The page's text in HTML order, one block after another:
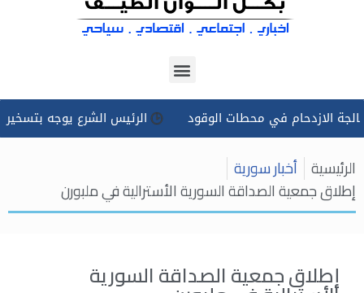
محطات الوقود الرئيس الشرع يوجه بتسخير كل الإمكانات
الرئيسية أخبار سورية
إطلاق جمعية الصداقة السورية الأسترالية في ملبورن
إطلاق جمعية الصداقة السورية